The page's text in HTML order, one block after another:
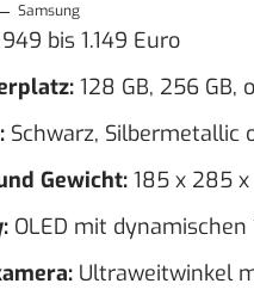
Samsung
949 bis 1.149 Euro
128 GB, 256 GB,
Schwarz, Silbermetallic
Gewicht: 185 x 285
OLED mit dynamischen
Ultraweitwinkel